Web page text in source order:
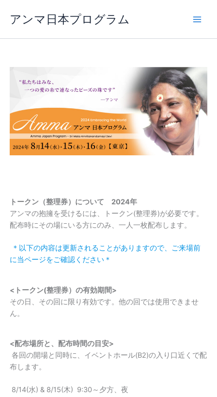
ス
アンマ日本プログラム
トークン（整理券）について 2024年
アンマの抱擁を受けるには、トークン(整理券)が必要です。
配布時にその場にいる方にのみ、一人一枚配布します。
＊以下の内容は更新されることがありますので、ご来場前
に当ページをご確認ください＊
< トークン(整理券）の有効期間>
その日、その回に限り有効です。他の回では使用できませ
ん。
<配布場所と、配布時間の目安>
各回の開場と同時に、イベントホール(B2)の入り口近くで配
布します。
8/14(水) & 8/15(木) 9:30～夕方、夜